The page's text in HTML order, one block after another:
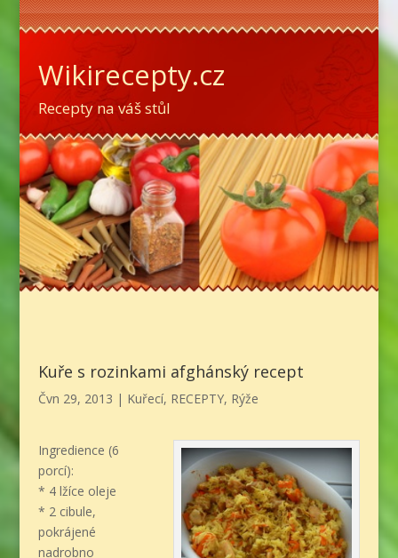
Wikirecepty.cz
Recepty na váš stůl
Kuře s rozinkami afghánský recept
Čvn 29, 2013 | Kuřecí, RECEPTY, Rýže
Ingredience (6
porcí):
* 4 lžíce oleje
* 2 cibule,
pokrájené
nadrobno